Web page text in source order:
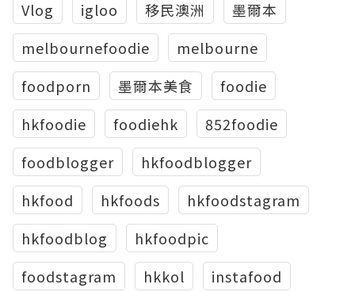
Vlog igloo 移民澳洲
墨爾本
melbournefoodie
melbourne
foodporn
墨爾本美食
foodie
hkfoodie
foodiehk
852foodie
foodblogger
hkfoodblogger
hkfood
hkfoods
hkfoodstagram
hkfoodblog
hkfoodpic
foodstagram
hkkol
instafood